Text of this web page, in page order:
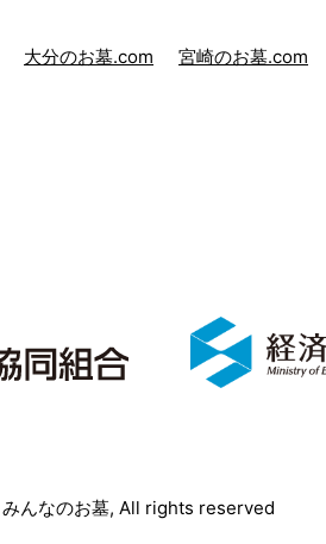
大分のお墓.com 宮崎のお墓.com
んなのお墓, All rights reserved